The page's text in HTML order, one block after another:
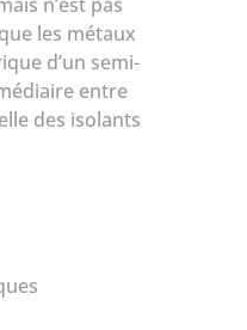
les métaux
d’un semi-
entre
des isolants